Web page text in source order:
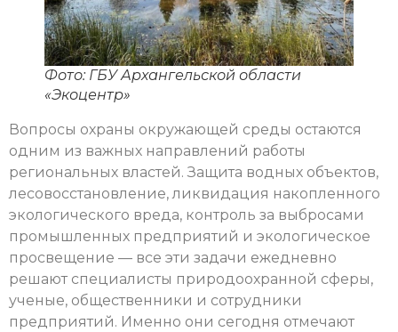
Фото: ГБУ Архангельской области
«Экоцентр»
Вопросы охраны окружающей среды остаются
одним из важных направлений работы
региональных властей. Защита водных объектов,
лесовосстановление, ликвидация накопленного
экологического вреда, контроль за выбросами
промышленных предприятий и экологическое
просвещение — все эти задачи ежедневно
решают специалисты природоохранной сферы,
ученые, общественники и сотрудники
предприятий. Именно они сегодня отмечают